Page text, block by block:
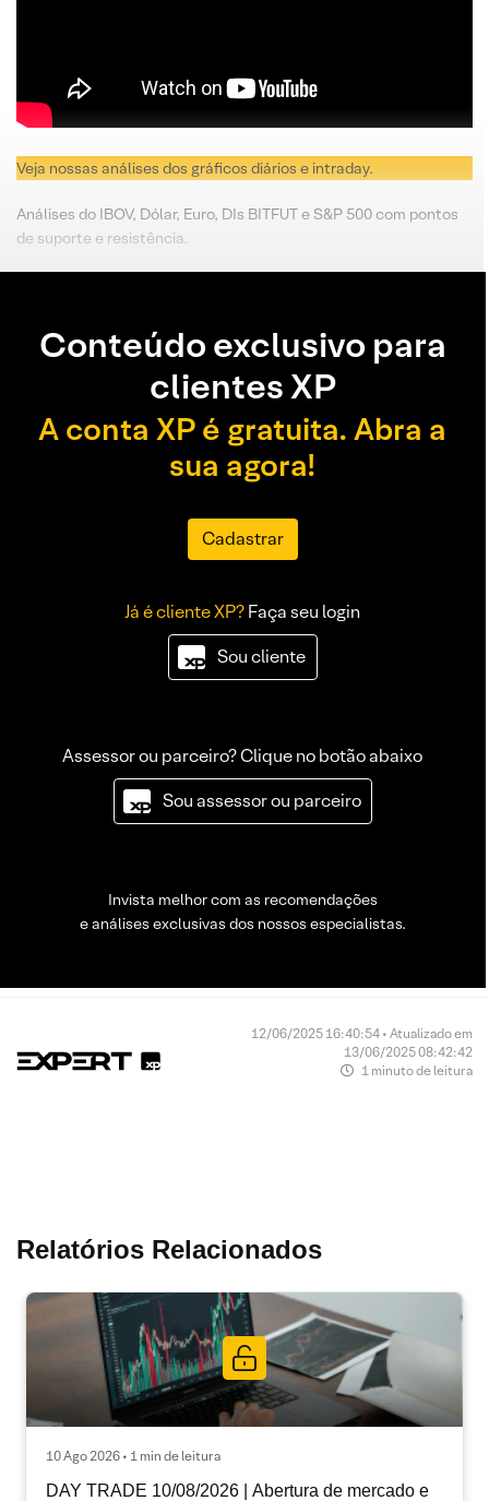
Veja nossas análises dos gráficos diários e intraday.
Análises do IBOV, Dólar, Euro, DIs BITFUT e S&P 500 com pontos
de suporte e resistência.
Conteúdo exclusivo para
clientes XP
A conta XP é gratuita. Abra a
sua agora!
Cadastrar
Já é cliente XP?Faça seu login
Sou cliente
Assessor ou parceiro? Clique no botão abaixo
Sou assessor ou parceiro
Invista melhor com as recomendações
e análises exclusivas dos nossos especialistas.
12/06/2025 16:40:54 • Atualizado em
13/06/2025 08:42:42
1 minuto de leitura
Relatórios Relacionados
10 Ago 2026 • 1 min de leitura
DAY TRADE 10/08/2026 | Abertura de mercado e